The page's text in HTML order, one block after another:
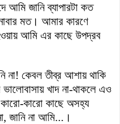
আমি জানি ব্যাপারটা কত
মত। আমার কারণে
আমি এর কাছে উপদ্রব
না! কেবল তীব্র আশায় থাকি
খাদ না-থাকলে এও
কারো কাছে অসহ্য
জানি না আমি...।